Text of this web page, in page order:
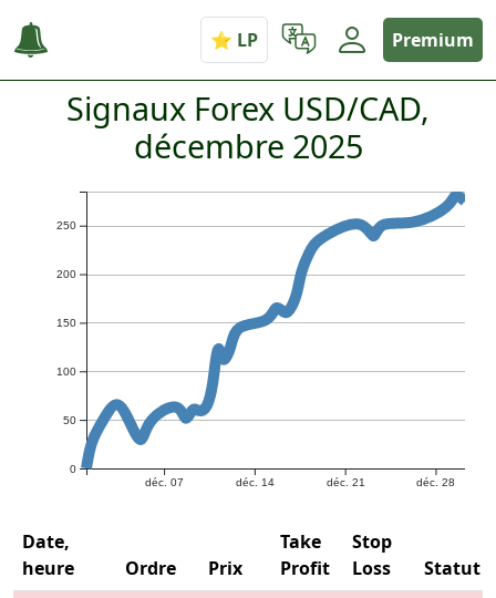
Premium
Signaux Forex USD/CAD,
décembre 2025
déc. 07 déc. 14 déc. 21 déc. 28
0
50
100
150
200
250
Date,
heure
Ordre Prix
Take
Profit
Stop
Loss
Statut